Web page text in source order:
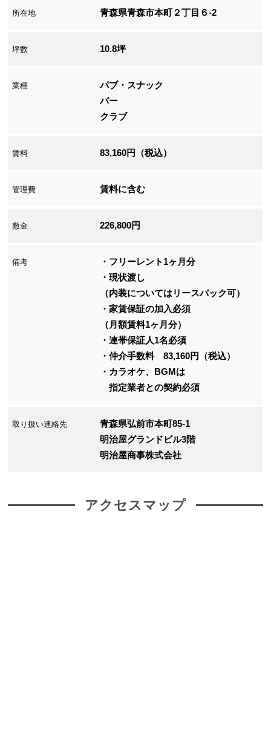
所在地 青森県青森市本町２丁目６-2
坪数 10.8坪
業種
パブ・スナック
バー
クラブ
賃料 83,160円（税込）
管理費 賃料に含む
敷金 226,800円
備考
・フリーレント1ヶ月分
・現状渡し
（内装についてはリースバック可）
・家賃保証の加入必須
（月額賃料1ヶ月分）
・連帯保証人1名必須
・仲介手数料 83,160円（税込）
・カラオケ、BGMは
指定業者との契約必須
取り扱い連絡先
青森県弘前市本町85-1
明治屋グランドビル3階
明治屋商事株式会社
アクセスマップ